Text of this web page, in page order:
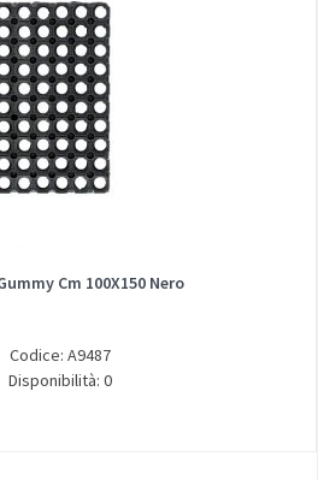
Cm 100X150 Nero
Codice: A9487
Disponibilità: 0